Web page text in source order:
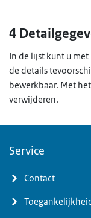
4
In de lijst kunt u
de details
bewerkbaar. Met
verwijderen.
Service
Contact